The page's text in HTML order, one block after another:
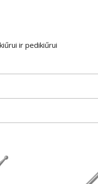
ir pedikiűrui